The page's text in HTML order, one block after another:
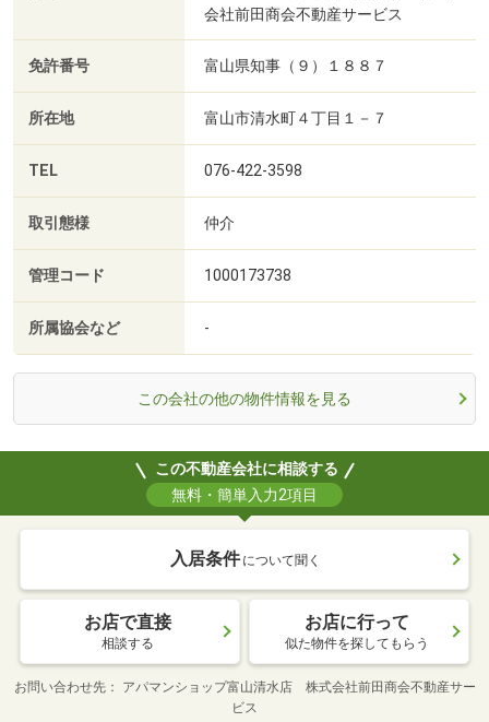
会社前田商会不動産サービス
免許番号 富山県知事（９）１８８７
所在地 富山市清水町４丁目１－７
TEL 076-422-3598
取引態様 仲介
管理コード 1000173738
所属協会など -
この会社の他の物件情報を見る
この不動産会社に相談する
無料・簡単入力2項目
入居条件 について聞く
お店で直接
相談する
お店に行って
似た物件を探してもらう
お問い合わせ先
アパマンショップ富山清水店 株式会社前田商会不動産サー
ビス